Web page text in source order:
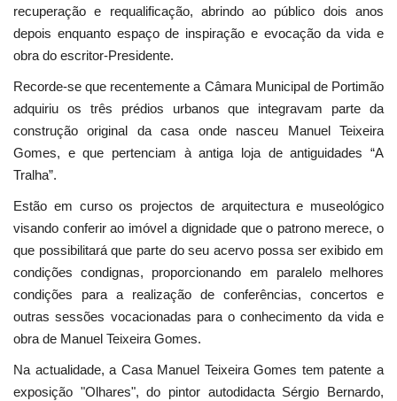
recuperação e requalificação, abrindo ao público dois anos
depois enquanto espaço de inspiração e evocação da vida e
obra do escritor-Presidente.
Recorde-se que recentemente a Câmara Municipal de Portimão
adquiriu os três prédios urbanos que integravam parte da
construção original da casa onde nasceu Manuel Teixeira
Gomes, e que pertenciam à antiga loja de antiguidades “A
Tralha”.
Estão em curso os projectos de arquitectura e museológico
visando conferir ao imóvel a dignidade que o patrono merece, o
que possibilitará que parte do seu acervo possa ser exibido em
condições condignas, proporcionando em paralelo melhores
condições para a realização de conferências, concertos e
outras sessões vocacionadas para o conhecimento da vida e
obra de Manuel Teixeira Gomes.
Na actualidade, a Casa Manuel Teixeira Gomes tem patente a
exposição "Olhares", do pintor autodidacta Sérgio Bernardo,